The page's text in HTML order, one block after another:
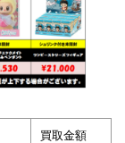
買取金額